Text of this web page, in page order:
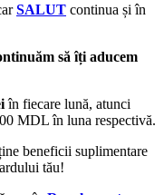
SALUT continua și în
să îți aducem
în fiecare lună, atunci
MDL în luna respectivă.
beneficii suplimentare
tău!